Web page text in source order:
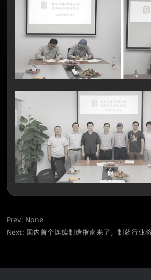
Prev: None
Next: 国内首个连续制造指南来了，制药行业